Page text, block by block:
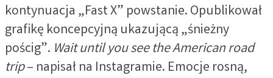
kontynuacja „Fast X” powstanie. Opublikował
grafikę koncepcyjną ukazującą „śnieżny
pościg”. Wait until you see the American road
trip– napisał na Instagramie. Emocje rosną,